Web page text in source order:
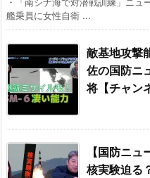
・「南シナ海で対潜戦訓練」ニ
艦乗員に女性自衛 ...
敵基地攻撃
佐の国防ニ
将【チャン
【国防ニ
核実験迫る